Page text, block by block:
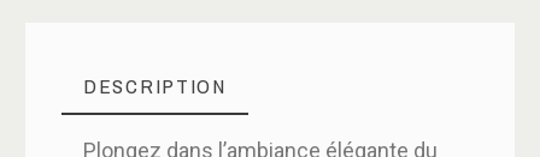
DESCRIPTION
Plongez dans l’ambiance élégante du